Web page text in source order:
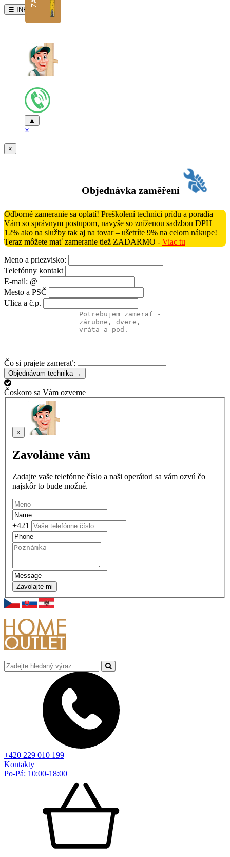
☰ INFO
▲
×
×
Objednávka zaměření
Odborné zameranie sa oplatí! Preškolení technici prídu a poradia
Vám so správnym postupom, navyše so zníženou sadzbou DPH
12% ako na služby tak aj na tovar – ušetríte 9% na celom nákupe!
Teraz môžete mať zameranie tiež ZADARMO - Viac tu
Meno a priezvisko:
Telefónny kontakt
E-mail: @
Mesto a PSČ
Ulica a č.p.
Čo si prajete zamerať:
Objednávam technika →
Čoskoro sa Vám ozveme
×
Zavoláme vám
Zadajte vaše telefónne číslo a naši operátori sa vám ozvú čo
najskôr to bude možné.
+421
Zavolajte mi
+420 229 010 199
Kontakty
Po-Pá: 10:00-18:00